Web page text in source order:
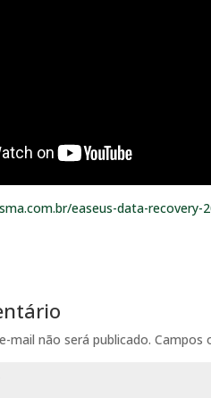
easeus-data-
mail não será publicado. Campos